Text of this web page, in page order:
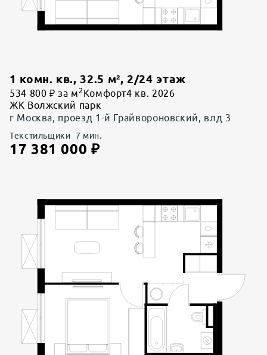
1 комн. кв., 32.5 м²,2/24 этаж
534 800 ₽ за м 2 Комфорт4 кв. 2026
ЖК Волжский парк
г Москва, проезд 1-й Грайвороновский, влд 3
Текстильщики 7 мин.
17 381 000 ₽